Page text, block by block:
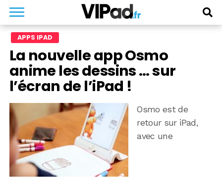
APPS IPAD
La nouvelle app Osmo
anime les dessins … sur
l’écran de l’iPad !
Osmo est de
retour sur iPad,
avec une